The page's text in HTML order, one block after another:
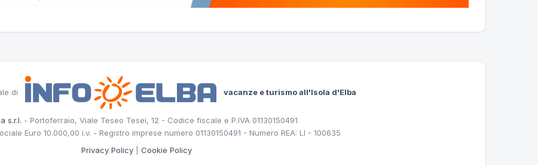
di vacanze e turismo all'Isola d'Elba
s.r.l. - Portoferraio, Viale Teseo Tesei, 12 - Codice fiscale e P.IVA 01130150491
Euro 10.000,00 i.v. - Registro imprese numero 01130150491 - Numero REA: LI - 100635
Privacy Policy| Cookie Policy